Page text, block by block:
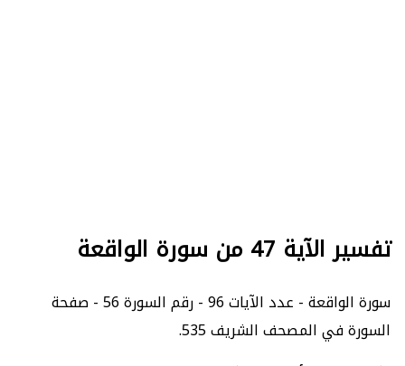
تفسير الآية 47 من سورة الواقعة
سورة الواقعة - عدد الآيات 96 - رقم السورة 56 - صفحة
السورة في المصحف الشريف 535.